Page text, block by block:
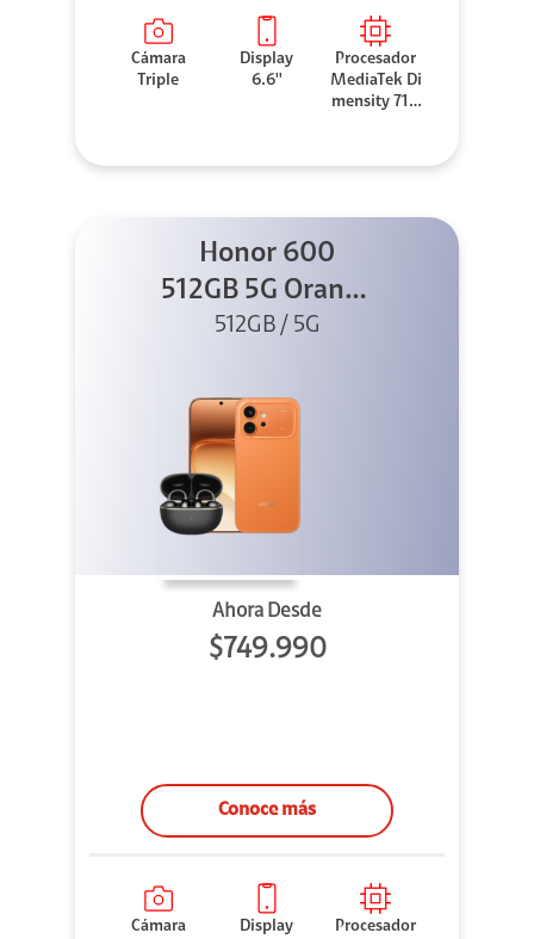
Cámara
Triple
Display
6.6''
Procesador
MediaTek Di
mensity 710
Honor 600
512GB 5G Orange
+ Clip 2
512GB / 5G
Ahora Desde
$749.990
Conoce más
Cámara
Display
Procesador